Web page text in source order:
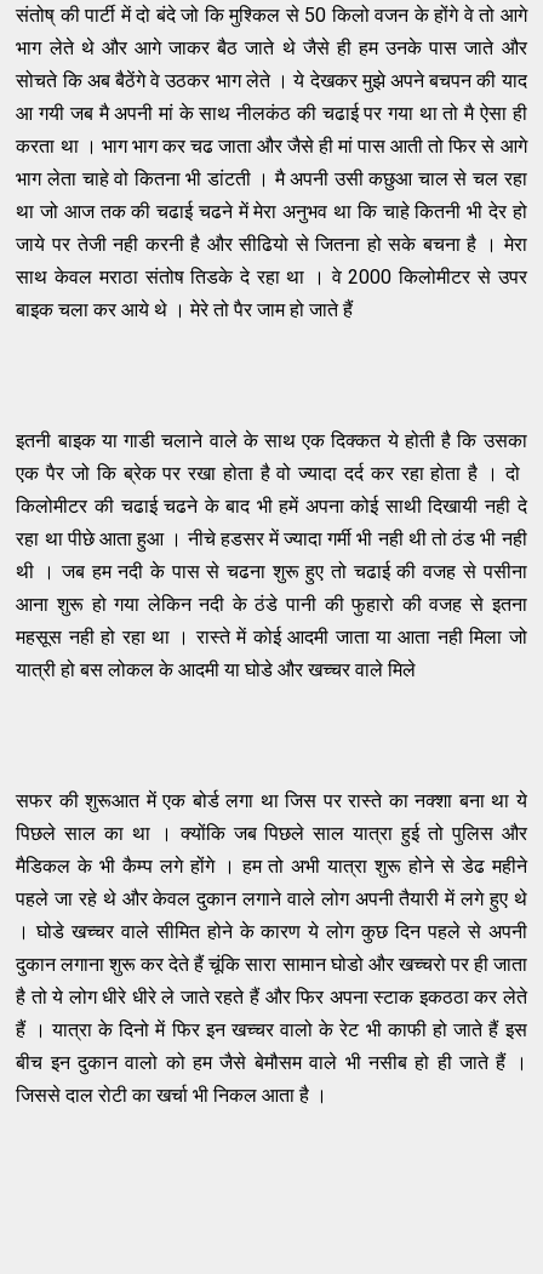
संतोष् की पार्टी में दो बंदे जो कि मुश्किल से 50 किलो वजन के होंगे वे तो आगे
भाग लेते थे और आगे जाकर बैठ जाते थे जैसे ही हम उनके पास जाते और
सोचते कि अब बैठेंगे वे उठकर भाग लेते । ये देखकर मुझे अपने बचपन की याद
आ गयी जब मै अपनी मां के साथ नीलकंठ की चढाई पर गया था तो मै ऐसा ही
करता था । भाग भाग कर चढ जाता और जैसे ही मां पास आती तो फिर से आगे
भाग लेता चाहे वो कितना भी डांटती । मै अपनी उसी कछुआ चाल से चल रहा
था जो आज तक की चढाई चढने में मेरा अनुभव था कि चाहे कितनी भी देर हो
जाये पर तेजी नही करनी है और सीढियो से जितना हो सके बचना है । मेरा
साथ केवल मराठा संतोष तिडके दे रहा था । वे 2000 किलोमीटर से उपर
बाइक चला कर आये थे । मेरे तो पैर जाम हो जाते हैं
इतनी बाइक या गाडी चलाने वाले के साथ एक दिक्कत ये होती है कि उसका
एक पैर जो कि ब्रेक पर रखा होता है वो ज्यादा दर्द कर रहा होता है । दो ​
किलोमीटर की चढाई चढने के बाद भी हमें अपना कोई साथी दिखायी नही दे
रहा था पीछे आता हुआ । नीचे हडसर में ज्यादा गर्मी भी नही थी तो ठंड भी नही
थी । जब हम नदी के पास से चढना शुरू हुए तो चढाई की वजह से पसीना
आना शुरू हो गया लेकिन नदी के ठंडे पानी की फुहारो की वजह से इतना
महसूस नही हो रहा था । रास्ते में कोई आदमी जाता या आता नही मिला जो
यात्री हो बस लोकल के आदमी या घोडे और खच्चर वाले मिले
सफर की शुरूआत में एक बोर्ड लगा था जिस पर रास्ते का नक्शा बना था ये
पिछले साल का था । क्योंकि ​जब पिछले साल यात्रा हुई तो पुलिस और
मैडिकल के भी कैम्प लगे होंगे । हम तो अभी यात्रा शुरू होने से डेढ महीने
पहले जा रहे थे और केवल दुकान लगाने वाले लोग अपनी तैयारी में लगे हुए थे
। घोडे खच्चर वाले सीमित होने के कारण ये लोग कुछ दिन पहले से अपनी
दुकान लगाना शुरू कर देते हैं चूंकि सारा सामान घोडो और खच्चरो पर ही जाता
है तो ये लोग धीरे धीरे ले जाते रहते हैं और फिर अपना स्टाक इकठठा कर लेते
हैं । यात्रा के दिनो में फिर इन खच्चर वालो के रेट भी काफी हो जाते हैं इस
बीच इन दुकान वालो को हम जैसे बेमौसम वाले भी नसीब हो ही जाते हैं ।
जिससे दाल रोटी का खर्चा भी निकल आता है ।